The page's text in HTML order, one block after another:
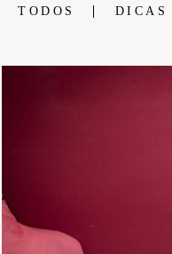
TODOS DICAS